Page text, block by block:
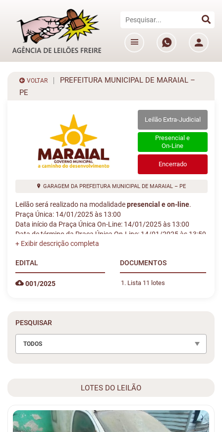
VOLTAR
PREFEITURA MUNICIPAL DE MARAIAL –
PE
Leilão Extra-Judicial
Presencial e
On-Line
Encerrado
GARAGEM DA PREFEITURA MUNICIPAL DE MARAIAL – PE
Leilão será realizado na modalidadepresencial e on-line.
Praça Única: 14/01/2025 às 13:00
Data início da Praça Única On-Line: 14/01/2025 às 13:00
Data de término da Praça Única On-Line: 14/01/2025 às 13:59
EDITAL
001/2025
DOCUMENTOS
Lista 11 lotes
PESQUISAR
TODOS
LOTES DO LEILÃO